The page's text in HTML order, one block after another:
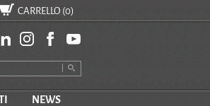
CARRELLO (0)
NEWS